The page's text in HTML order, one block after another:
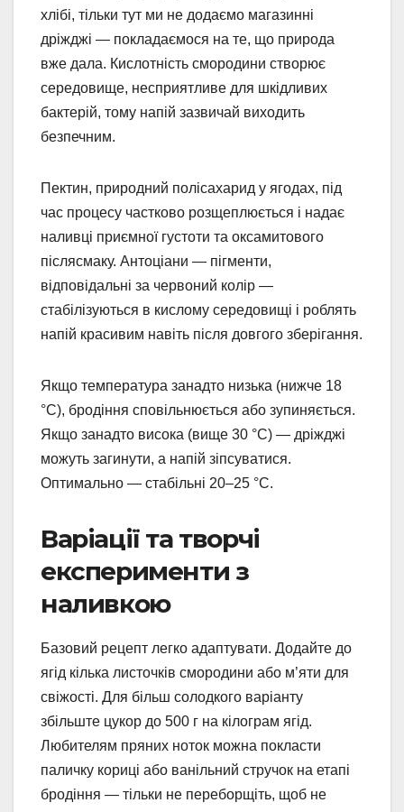
хлібі, тільки тут ми не додаємо магазинні
дріжджі — покладаємося на те, що природа
вже дала. Кислотність смородини створює
середовище, несприятливе для шкідливих
бактерій, тому напій зазвичай виходить
безпечним.
Пектин, природний полісахарид у ягодах, під
час процесу частково розщеплюється і надає
наливці приємної густоти та оксамитового
післясмаку. Антоціани — пігменти,
відповідальні за червоний колір —
стабілізуються в кислому середовищі і роблять
напій красивим навіть після довгого зберігання.
Якщо температура занадто низька (нижче 18
°C), бродіння сповільнюється або зупиняється.
Якщо занадто висока (вище 30 °C) — дріжджі
можуть загинути, а напій зіпсуватися.
Оптимально — стабільні 20–25 °C.
Варіації та творчі
експерименти з
наливкою
Базовий рецепт легко адаптувати. Додайте до
ягід кілька листочків смородини або м’яти для
свіжості. Для більш солодкого варіанту
збільште цукор до 500 г на кілограм ягід.
Любителям пряних ноток можна покласти
паличку кориці або ванільний стручок на етапі
бродіння — тільки не переборщіть, щоб не